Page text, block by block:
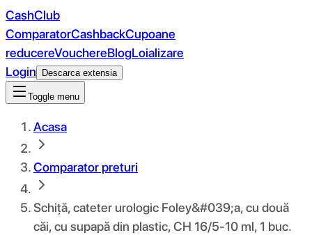
CashClub
ComparatorCashbackCupoane
reducereVouchereBlogLoializare
Login
Descarca extensia
Toggle menu
Acasa
Comparator preturi
Schiță, cateter urologic Foley&#039;a, cu două
căi, cu supapă din plastic, CH 16/5-10 ml, 1 buc.